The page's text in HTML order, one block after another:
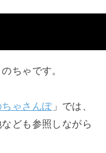
ちゃです。
ちゃさんぽ」では、
ども参照しながら